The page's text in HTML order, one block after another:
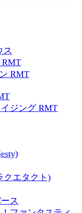
ス
RMT
RMT
ジング RMT
クエタクト)
ス